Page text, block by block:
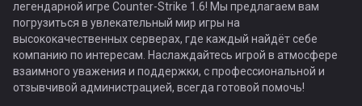
легендарной игре Counter-Strike 1.6! Мы предлагаем вам
погрузиться в увлекательный мир игры на
высококачественных серверах, где каждый найдёт себе
компанию по интересам. Наслаждайтесь игрой в атмосфере
взаимного уважения и поддержки, с профессиональной и
отзывчивой администрацией, всегда готовой помочь!